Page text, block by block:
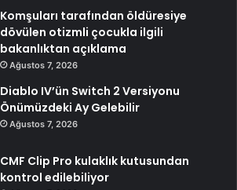
Komşuları tarafından öldüresiye
dövülen otizmli çocukla ilgili
bakanlıktan açıklama
Ağustos 7, 2026
Diablo IV’ün Switch 2 Versiyonu
Önümüzdeki Ay Gelebilir
Ağustos 7, 2026
CMF Clip Pro kulaklık kutusundan
kontrol edilebiliyor